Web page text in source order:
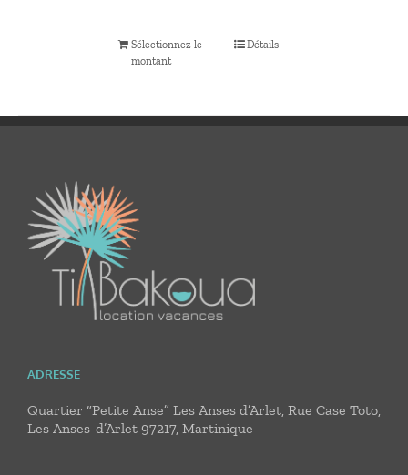
Sélectionnez le
montant
Détails
ADRESSE
Quartier “Petite Anse” Les Anses d’Arlet, Rue Case Toto,
Les Anses-d’Arlet 97217, Martinique